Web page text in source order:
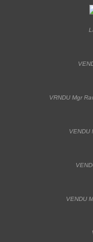
VRNDU Mgr
VENDU
VENDU